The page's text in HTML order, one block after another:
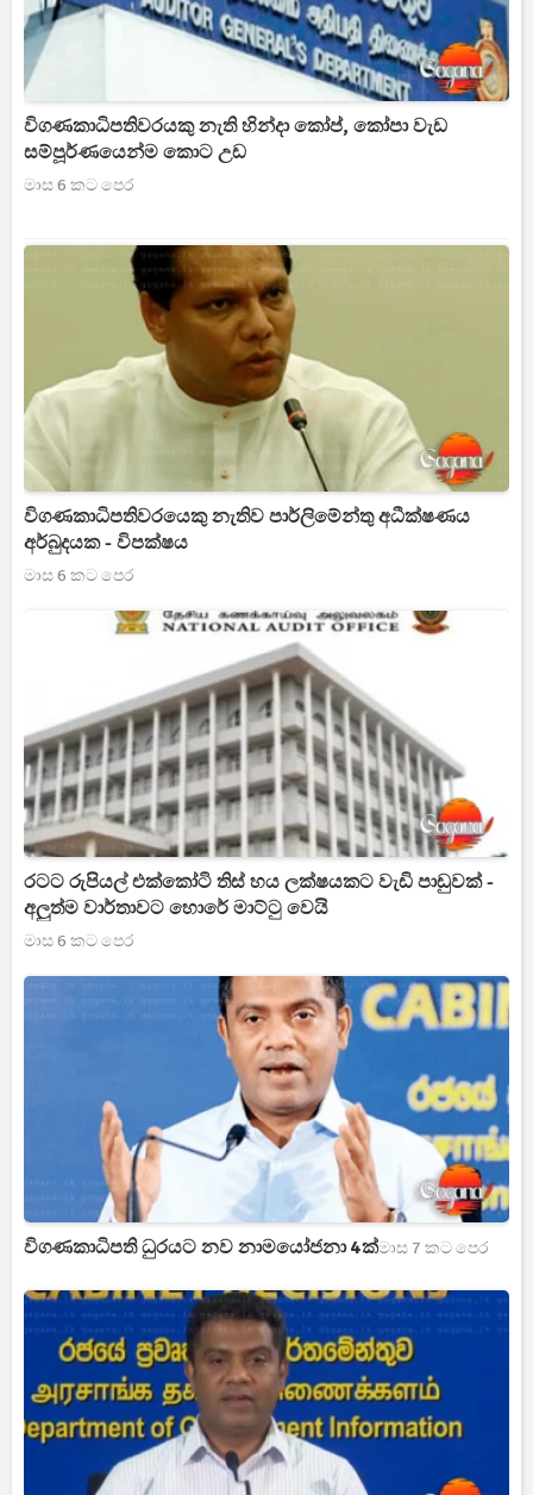
විගණකාධිපතිවරයකු නැති හින්දා කෝප්, කෝපා වැඩ
සම්පූර්ණයෙන්ම කොට උඩ
මාස 6 කට පෙර
විගණකාධිපතිවරයෙකු නැතිව පාර්ලිමේන්තු අධීක්ෂණය
අර්බුදයක - විපක්ෂය
මාස 6 කට පෙර
රටට රුපියල් එක්කෝටි තිස් හය ලක්ෂයකට වැඩි පාඩුවක් -
අලුත්ම වාර්තාවට හොරේ මාට්ටු වෙයි
මාස 6 කට පෙර
විගණකාධිපති ධුරයට නව නාමයෝජනා 4ක්මාස 7 කට පෙර